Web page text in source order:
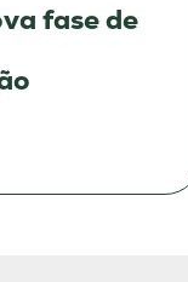
fase de